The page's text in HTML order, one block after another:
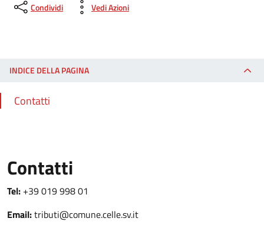
Condividi Vedi Azioni
INDICE DELLA PAGINA
Contatti
Contatti
Tel: +39 019 998 01
Email:tributi@comune.celle.sv.it